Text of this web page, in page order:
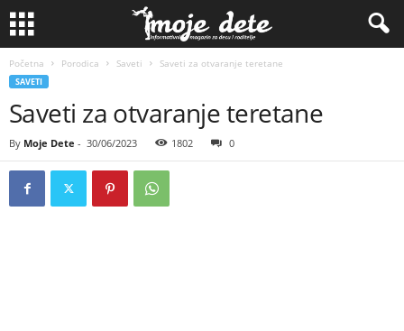
Početna Porodica Saveti Saveti za otvaranje teretane
SAVETI
Saveti za otvaranje teretane
By Moje Dete - 30/06/2023 1802 0